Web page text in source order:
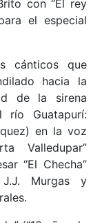
con “El rey
el especial
cánticos que
hacia la
de la sirena
río Guatapurí:
en la voz
Valledupar”
“El Checha”
Murgas y